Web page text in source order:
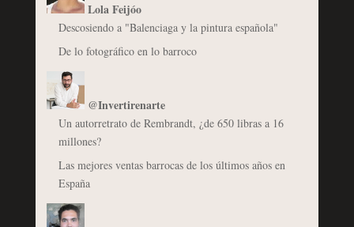
Lola Feijóo
Descosiendo a "Balenciaga y la pintura española"
De lo fotográfico en lo barroco
@Invertirenarte
Un autorretrato de Rembrandt, ¿de 650 libras a 16
millones?
Las mejores ventas barrocas de los últimos años en
España